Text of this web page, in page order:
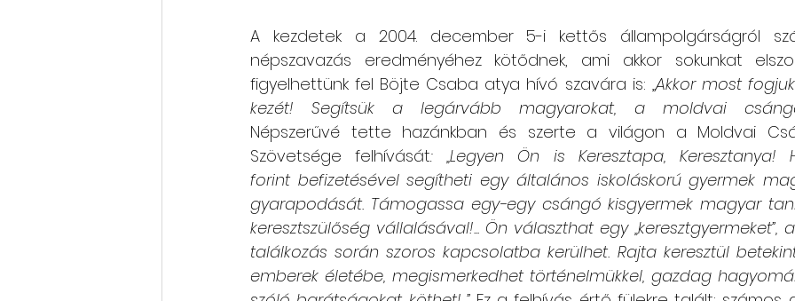
A kezdetek a
2004. december 5-i kettős állampolgárságról
népszavazás eredményéhez kötődnek, ami akkor sokunkat
figyelhettünk fel Böjte Csaba atya hívó szavára is: „Akkor most
kezét! Segítsük a legárvább magyarokat, a moldvai
Népszerűvé tette hazánkban és szerte a világon a Moldvai
Szövetsége felhívását: „Legyen Ön is Keresztapa, Keresztanya!
forint befizetésével segítheti egy általános iskoláskorú gyermek
gyarapodását. Támogassa egy-egy csángó kisgyermek magyar
keresztszülőség vállalásával!... Ön választhat egy „keresztgyermeket”,
találkozás során szoros kapcsolatba kerülhet. Rajta keresztül
emberek életébe, megismerkedhet történelmükkel, gazdag